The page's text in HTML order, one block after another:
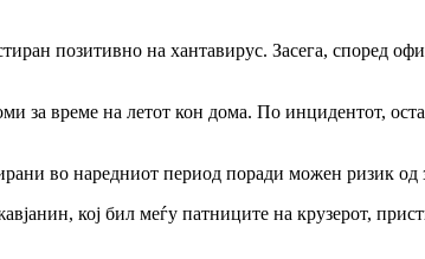
позитивно на хантавирус. Засега, според
за време на летот кон дома. По инцидентот,
во наредниот период поради можен ризик од
кој бил меѓу патниците на крузерот,